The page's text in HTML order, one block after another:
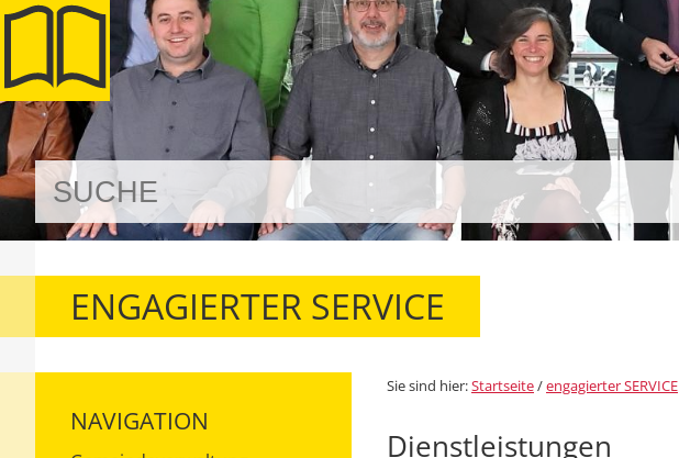
ENGAGIERTER SERVICE
NAVIGATION
Sie sind hier:Startseite/engagierter SERVICE
Dienstleistungen